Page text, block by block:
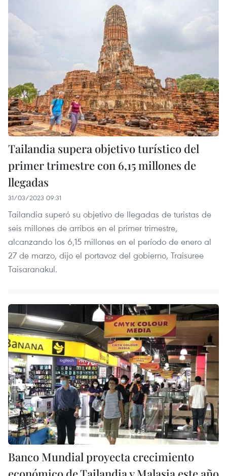
Tailandia supera objetivo turístico del
primer trimestre con 6,15 millones de
llegadas
31/03/2023 09:31
Tailandia superó su objetivo de llegadas de turistas de
seis millones de arribos en el primer trimestre,
alcanzando los 6,15 millones en el período de enero al
27 de marzo, dijo el portavoz del gobierno, Traisuree
Taisaranakul.
Banco Mundial proyecta crecimiento